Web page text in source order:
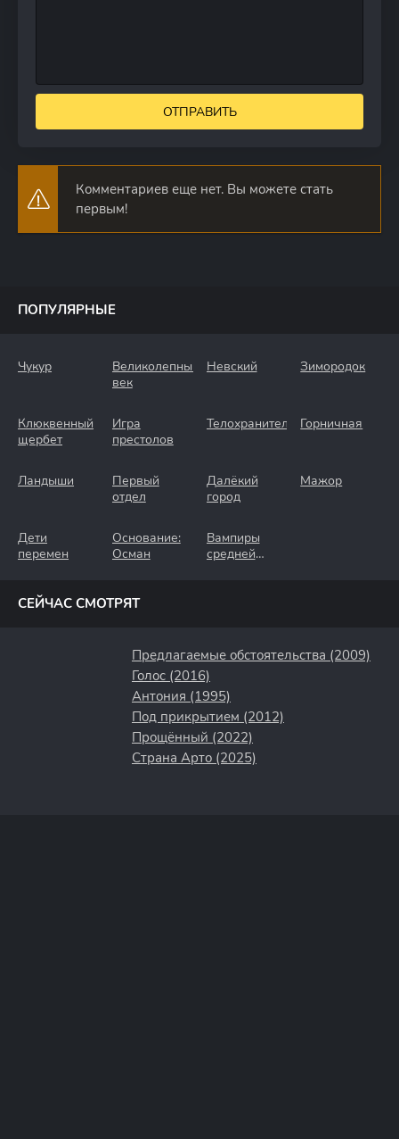
ОТПРАВИТЬ
Комментариев еще нет. Вы можете стать
первым!
ПОПУЛЯРНЫЕ
Чукур
Великолепный
век
Невский Зимородок
Клюквенный
щербет
Игра
престолов
Телохранители Горничная
Ландыши
Первый
отдел
Далёкий
город
Мажор
Дети
перемен
Основание:
Осман
Вампиры
средней
СЕЙЧАС СМОТРЯТ
Предлагаемые обстоятельства (2009)
Голос (2016)
Антония (1995)
Под прикрытием (2012)
Прощённый (2022)
Страна Арто (2025)